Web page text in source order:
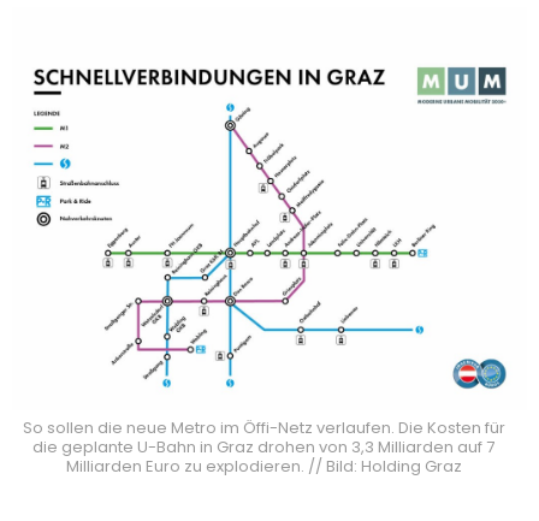
So sollen die neue Metro im Öffi-Netz verlaufen. Die Kosten für
die geplante U-Bahn in Graz drohen von 3,3 Milliarden auf 7
Milliarden Euro zu explodieren. // Bild: Holding Graz